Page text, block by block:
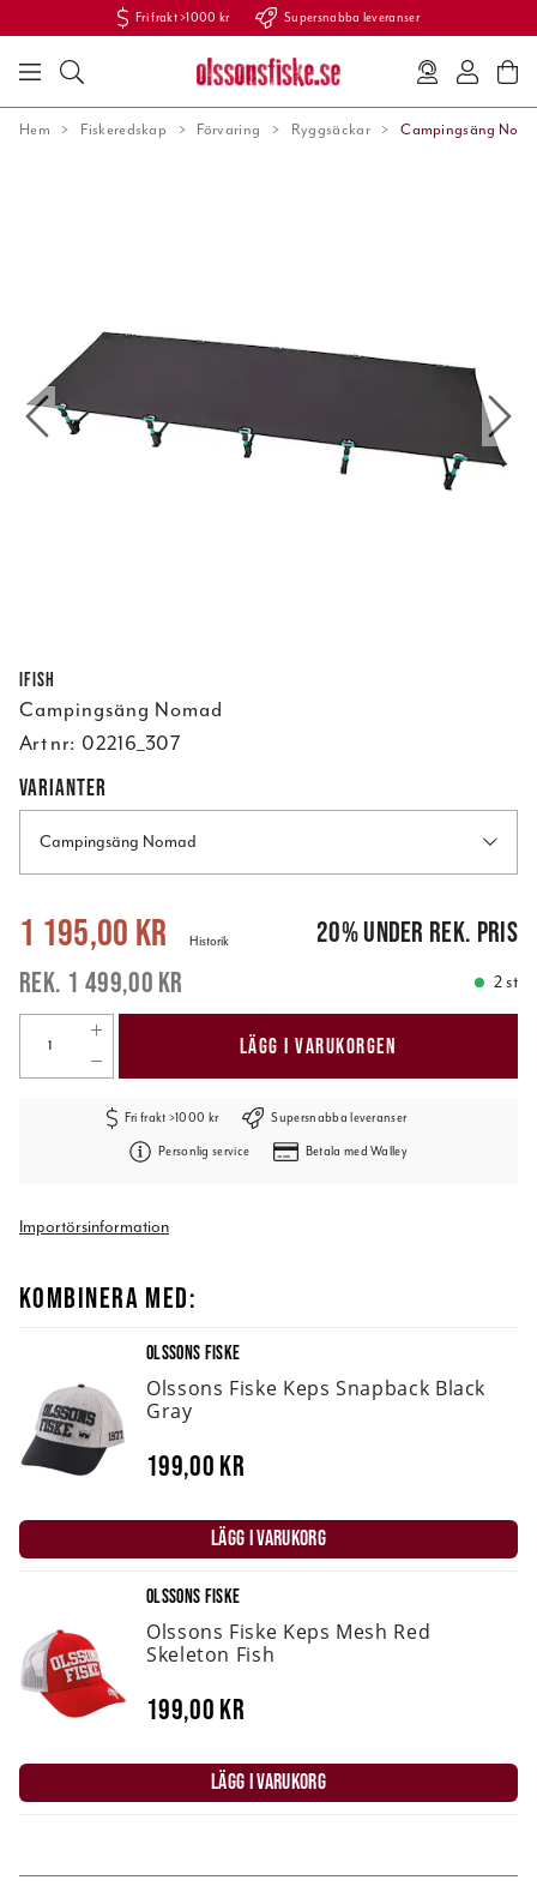
Fri frakt >1000 kr Supersnabba leveranser
Hem Fiskeredskap Förvaring Ryggsäckar Campingsäng
Ifish
Campingsäng Nomad
Art nr: 02216_307
VARIANTER
Campingsäng Nomad
Nuvarande pris: 1 195,00 kr 1 499,00 kr
1 195,00 kr
1 499,00 kr
Historik 20%under rek. pris
2 st
LÄGG I VARUKORGEN
Fri frakt >1000 kr Supersnabba leveranser
Personlig service Betala med Walley
Importörsinformation
KOMBINERA MED:
OLSSONS FISKE
Olssons Fiske Keps Snapback Black
Gray
199,00 kr
LÄGG I VARUKORG
OLSSONS FISKE
Olssons Fiske Keps Mesh Red
Skeleton Fish
199,00 kr
LÄGG I VARUKORG